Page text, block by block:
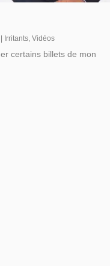
Irritants,Vidéos
certains billets de mon